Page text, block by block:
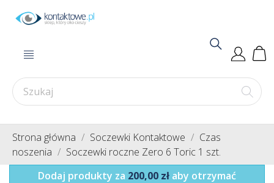
Strona główna Soczewki Kontaktowe
Czas
noszenia
Soczewki roczne Zero 6 Toric 1 szt.
Dodaj produkty za 200,00 zł aby otrzymać